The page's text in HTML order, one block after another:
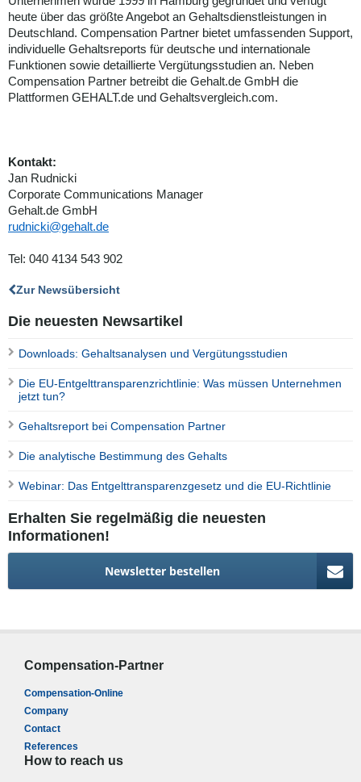
heute über das größte Angebot an Gehaltsdienstleistungen in
Deutschland. Compensation Partner bietet umfassenden Support,
individuelle Gehaltsreports für deutsche und internationale
Funktionen sowie detaillierte Vergütungsstudien an. Neben
Compensation Partner betreibt die Gehalt.de GmbH die
Plattformen GEHALT.de und Gehaltsvergleich.com.
Kontakt:
Jan Rudnicki
Corporate Communications Manager
Gehalt.de GmbH
rudnicki@gehalt.de
Tel: 040 4134 543 902
Zur Newsübersicht
Die neuesten Newsartikel
Downloads: Gehaltsanalysen und Vergütungsstudien
Die EU-Entgelttransparenzrichtlinie: Was müssen Unternehmen
jetzt tun?
Gehaltsreport bei Compensation Partner
Die analytische Bestimmung des Gehalts
Webinar: Das Entgelttransparenzgesetz und die EU-Richtlinie
Erhalten Sie regelmäßig die neuesten
Informationen!
Newsletter bestellen
Compensation-Partner
Compensation-Online
Company
Contact
References
How to reach us